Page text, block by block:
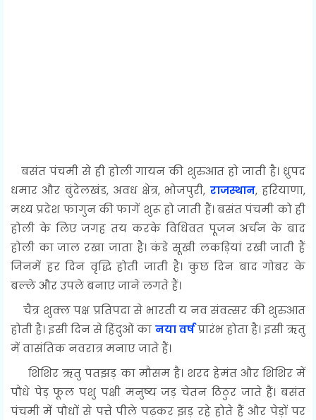
बसंत पंचमी से ही होली गायन की शुरुआत हो जाती है। ध्रुपद
धमार और बुंदेलखंड, अवध क्षेत्र, भोजपुरी, राजस्थान, हरियाणा,
मध्य प्रदेश फागुन की फागें शुरू हो जाती हैं। बसंत पंचमी को ही
होली के लिए जगह तय करके विधिवत पूजन अर्चन के बाद
होली का जाल रखा जाता है। कंडे सूखी लकड़ियां रखी जाती हैं
जिनमें हर दिन वृद्धि होती जाती है। कुछ दिन बाद गोबर के
बल्ले और उपले बनाए जाने लगते हैं।
चैत्र शुक्ल पक्ष प्रतिपदा से भारती य नव संवत्सर की शुरुआत
होती है। इसी दिन से हिंदुओं का नया वर्षप्रारंभ होता है। इसी ऋतु
में वासंतिक नवरात्र मनाए जाते हैं।
शिशिर ऋतु पतझड़ का मौसम है। शरद हेमंत और शिशिर में
पौधे पेड़ फूल पशु पक्षी मनुष्य जड़ चेतन ठिठुर जाते हैं। बसंत
पंचमी में पौधों से पत्ते पीले पढ़कर झड़ रहे होते हैं और पेड़ों पर